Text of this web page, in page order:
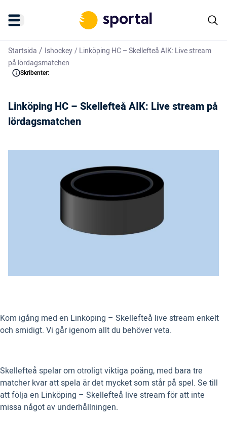
Startsida / Ishockey/Linköping HC – Skellefteå AIK: Live stream
på lördagsmatchen
Skribenter:
Linköping HC – Skellefteå AIK: Live stream på
lördagsmatchen
Kom igång med en Linköping – Skellefteå live stream enkelt
och smidigt. Vi går igenom allt du behöver veta.
Skellefteå spelar om otroligt viktiga poäng, med bara tre
matcher kvar att spela är det mycket som står på spel. Se till
att följa en Linköping – Skellefteå live stream för att inte
missa något av underhållningen.